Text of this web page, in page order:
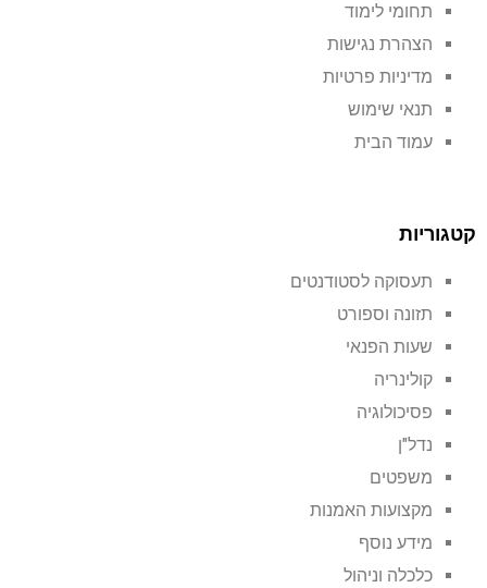
תחומי לימוד
הצהרת נגישות
מדיניות פרטיות
תנאי שימוש
עמוד הבית
קטגוריות
תעסוקה לסטודנטים
תזונה וספורט
שעות הפנאי
קולינריה
פסיכולוגיה
נדל"ן
משפטים
מקצועות האמנות
מידע נוסף
כלכלה וניהול